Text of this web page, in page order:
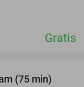
Gratis
(75 min)